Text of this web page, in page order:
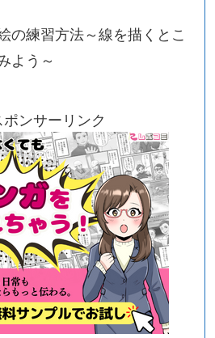
の練習方法～線を描くとこ
よう～
ポンサーリンク